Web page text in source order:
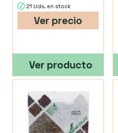
21 Uds. en stock
Ver precio
Ver producto